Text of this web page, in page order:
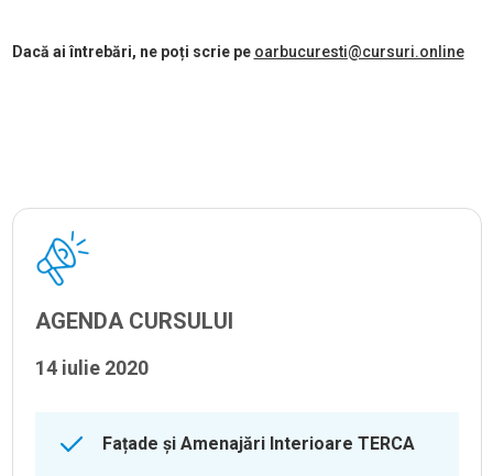
Dacă ai întrebări, ne poți scrie pe oarbucuresti@cursuri.online
AGENDA CURSULUI
14 iulie 2020
Fațade și Amenajări Interioare TERCA